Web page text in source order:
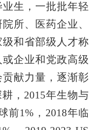
业生，一批批年轻
所、医药企业、
和省部级人才称
企业和党政高级
献力量，逐渐彰
， 2015年生物与
前1% ， 2018年临